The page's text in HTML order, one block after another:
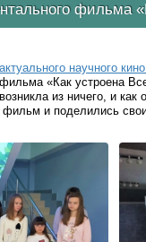
фильма
научного
«Как устроена
из ничего, и
и поделились